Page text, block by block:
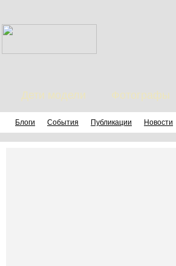
Дети модели Фотографы
Блоги События Публикации Новости